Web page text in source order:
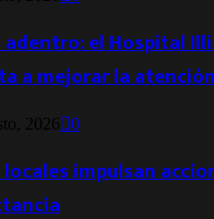
el Hospital
a mejorar la
2026 0
impulsan